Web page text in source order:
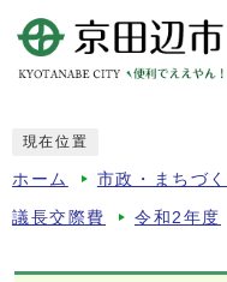
現在位置
ホーム 市政・まちづく
議長交際費 令和2年度